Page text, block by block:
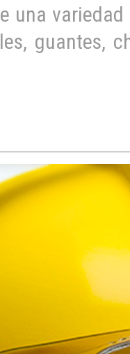
una
guantes,